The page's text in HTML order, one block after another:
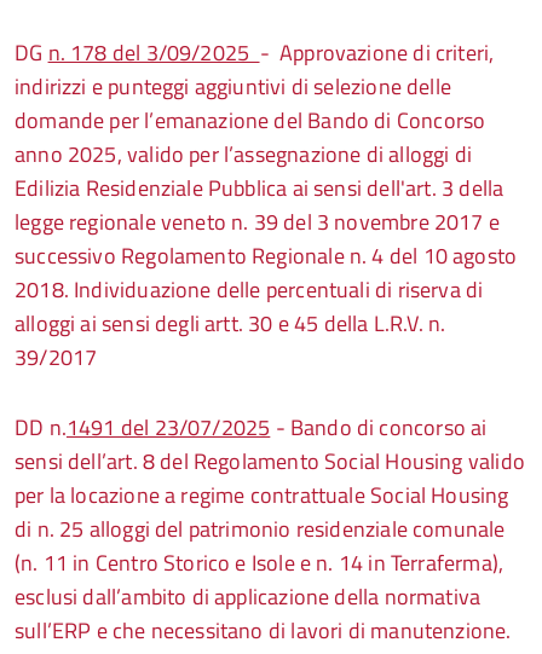
DG n. 178 del 3/09/2025 - Approvazione di criteri,
indirizzi e punteggi aggiuntivi di selezione delle
domande per l’emanazione del Bando di Concorso
anno 2025, valido per l’assegnazione di alloggi di
Edilizia Residenziale Pubblica ai sensi dell'art. 3 della
legge regionale veneto n. 39 del 3 novembre 2017 e
successivo Regolamento Regionale n. 4 del 10 agosto
2018. Individuazione delle percentuali di riserva di
alloggi ai sensi degli artt. 30 e 45 della L.R.V. n.
39/2017
DD n.1491 del 23/07/2025 - Bando di concorso ai
sensi dell’art. 8 del Regolamento Social Housing valido
per la locazione a regime contrattuale Social Housing
di n. 25 alloggi del patrimonio residenziale comunale
(n. 11 in Centro Storico e Isole e n. 14 in Terraferma),
esclusi dall’ambito di applicazione della normativa
sull’ERP e che necessitano di lavori di manutenzione.